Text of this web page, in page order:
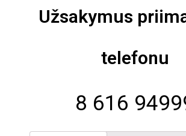
Užsakymus
telefonu
8 616